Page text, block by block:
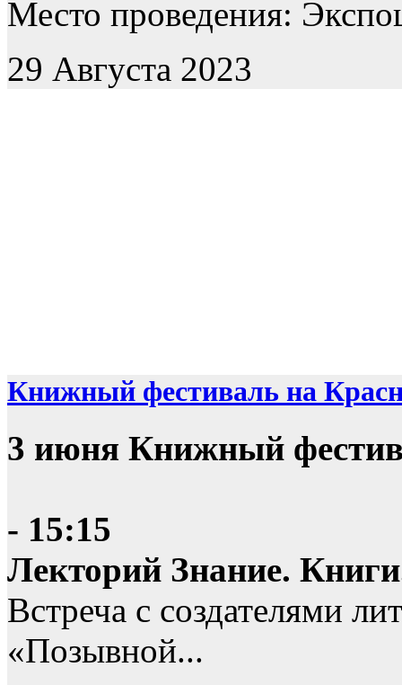
Место проведения:
29 Августа 2023
Книжный фестиваль на
3 июня Книжный
- 15:15
Лекторий Знание.
Встреча с создателями
«Позывной...